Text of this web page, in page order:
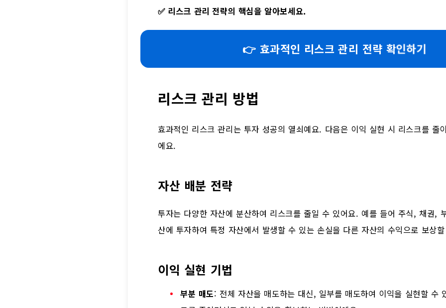
✅ 리스크 관리 전략의 핵심을 알아보세요.
👉 효과적인 리스크 관리 전략 확인하기
리스크 관리 방법
효과적인 리스크 관리는 투자 성공의 열쇠예요. 다음은 이익 실현 시 리스크를 줄
에요.
자산 배분 전략
투자는 다양한 자산에 분산하여 리스크를 줄일 수 있어요. 예를 들어 주식, 채권,
산에 투자하여 특정 자산에서 발생할 수 있는 손실을 다른 자산의 수익으로 보상
이익 실현 기법
부분 매도: 전체 자산을 매도하는 대신, 일부를 매도하여 이익을 실현할 수